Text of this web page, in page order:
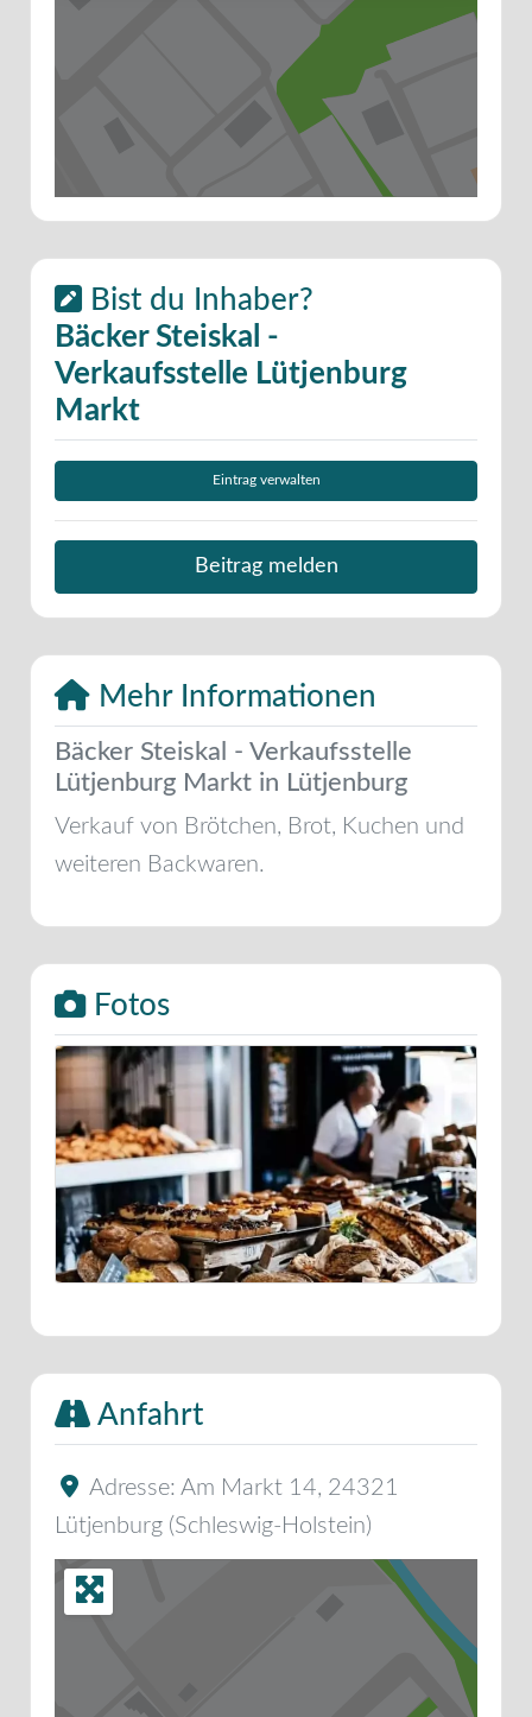
Bist du Inhaber?
Bäcker Steiskal -
Verkaufsstelle Lütjenburg
Markt
Eintrag verwalten
Beitrag melden
Mehr Informationen
Bäcker Steiskal - Verkaufsstelle
Lütjenburg Markt in Lütjenburg
Verkauf von Brötchen, Brot, Kuchen und
weiteren Backwaren.
Fotos
Anfahrt
Adresse: Am Markt 14, 24321
Lütjenburg (Schleswig-Holstein)